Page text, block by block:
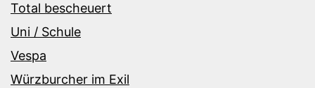
Total bescheuert
Uni / Schule
Vespa
Würzburcher im Exil